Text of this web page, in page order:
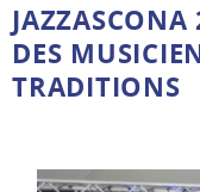
DES
TRADITIONS